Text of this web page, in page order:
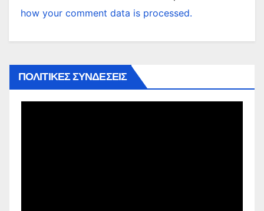
how your comment data is processed.
ΠΟΛΙΤΙΚΕΣ ΣΥΝΔΕΣΕΙΣ